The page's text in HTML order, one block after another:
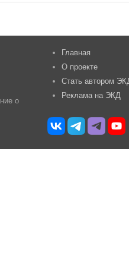
о
Главная
О проекте
Стать автором
Реклама на ЭКД